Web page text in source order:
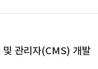
및 관리자(CMS) 개발